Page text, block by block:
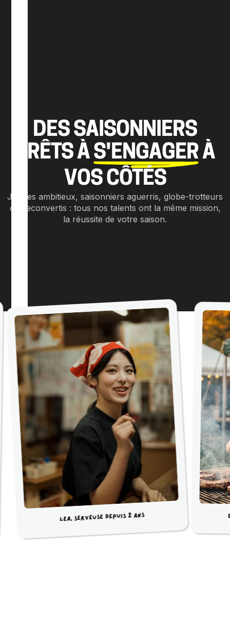
DES SAISONNIERS
PRÊTS À S'ENGAGERÀ
VOS CÔTÉS
Jeunes ambitieux, saisonniers aguerris, globe-trotteurs
ou reconvertis : tous nos talents ont la même mission,
la réussite de votre saison.
Léa, serveuse depuis 2 ans